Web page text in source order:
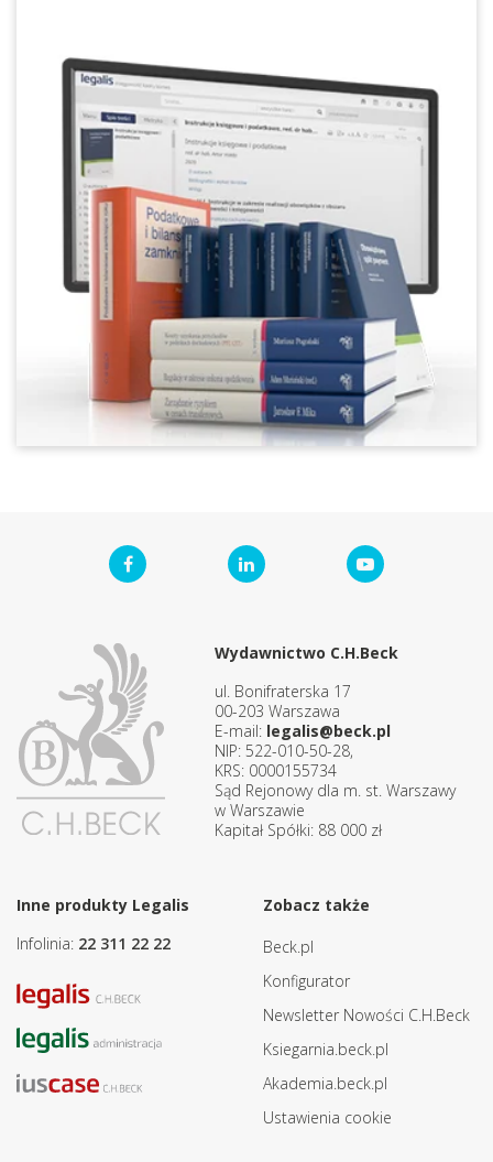
Wydawnictwo C.H.Beck
ul. Bonifraterska 17
00-203 Warszawa
E-mail: legalis@beck.pl
NIP: 522-010-50-28,
KRS: 0000155734
Sąd Rejonowy dla m. st. Warszawy
w Warszawie
Kapitał Spółki: 88 000 zł
Inne produkty Legalis
Infolinia: 22 311 22 22
Zobacz także
Beck.pl
Konfigurator
Newsletter Nowości C.H.Beck
Ksiegarnia.beck.pl
Akademia.beck.pl
Ustawienia cookie